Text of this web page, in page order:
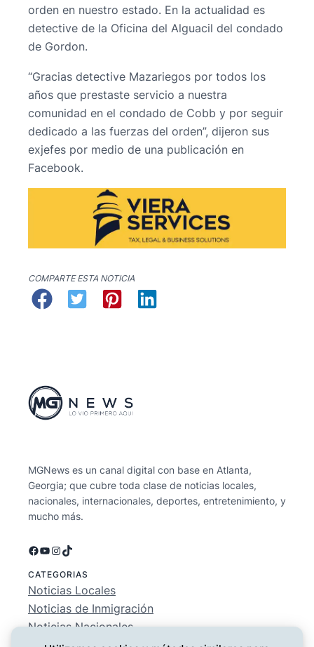
orden en nuestro estado. En la actualidad es
detective de la Oficina del Alguacil del condado
de Gordon.
“Gracias detective Mazariegos por todos los
años que prestaste servicio a nuestra
comunidad en el condado de Cobb y por seguir
dedicado a las fuerzas del orden”, dijeron sus
exjefes por medio de una publicación en
Facebook.
COMPARTE ESTA NOTICIA
MGNews es un canal digital con base en Atlanta,
Georgia; que cubre toda clase de noticias locales,
nacionales, internacionales, deportes, entretenimiento, y
mucho más.
Facebook
YouTube
Instagram
TikTok
CATEGORIAS
Noticias Locales
Noticias de Inmigración
Noticias Nacionales